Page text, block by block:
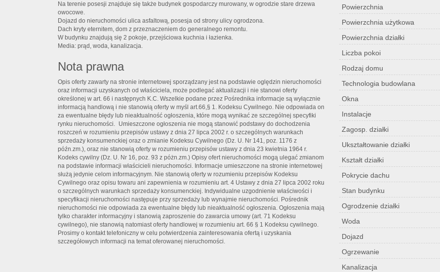
Na terenie posesji znajduje się także budynek gospodarczy murowany, w ogrodzie stare drzewa
owocowe.
Dojazd do nieruchomości ulica asfaltową, posesja od strony ulicy ogrodzona.
Dach kryty eternitem, dom z przeznaczeniem do generalnego remontu.
W budynku znajdują się 2 pokoje, przejściowa kuchnia i łazienka.
Media: prąd, woda, kanalizacja.
Nota prawna
Opis oferty zawarty na stronie internetowej sporządzany jest na podstawie oględzin nieruchomości
oraz informacji uzyskanych od właściciela, może podlegać aktualizacji i nie stanowi oferty
określonej w art. 66 i następnych K.C. Wszelkie podane przez Pośrednika informacje są wyłącznie
informacją handlową i nie stanowią oferty w myśl art.66,§ 1. Kodeksu Cywilnego. Nie odpowiada on
za ewentualne błędy lub nieaktualność ogłoszenia, które mogą wynikać ze szczególnej specyfiki
rynku nieruchomości. Umieszczone ogłoszenia nie mogą stanowić podstawy do dochodzenia
roszczeń w rozumieniu przepisów ustawy z dnia 27 lipca 2002 r. o szczególnych warunkach
sprzedaży konsumenckiej oraz o zmianie Kodeksu Cywilnego (Dz. U. Nr 141, poz. 1176 z
późn.zm.), oraz nie stanowią oferty w rozumieniu przepisów ustawy z dnia 23 kwietnia 1964 r.
Kodeks cywilny (Dz. U. Nr 16, poz. 93 z póżn.zm.) Opisy ofert nieruchomości mogą ulegać zmianom
na podstawie informacji właścicieli nieruchomości. Informacje umieszczone na stronie internetowej
służą jedynie celom informacyjnym. Nie stanowią oferty w rozumieniu przepisów Kodeksu
Cywilnego oraz opisu towaru ani zapewnienia w rozumieniu art. 4 Ustawy z dnia 27 lipca 2002 roku
o szczególnych warunkach sprzedaży konsumenckiej. Indywidualne uzgodnienie właściwości i
specyfikacji nieruchomości następuje przy sprzedaży lub wynajmie nieruchomości. Pośrednik
nieruchomości nie odpowiada za ewentualne błędy lub nieaktualność ogłoszenia. Ogłoszenia mają
tylko charakter informacyjny i stanowią zaproszenie do zawarcia umowy (art. 71 Kodeksu
cywilnego), nie stanowią natomiast oferty handlowej w rozumieniu art. 66 § 1 Kodeksu cywilnego.
Prosimy o kontakt telefoniczny w celu potwierdzenia zainteresowania ofertą i uzyskania
szczegółowych informacji na temat oferowanej nieruchomości.
Powierzchnia
Powierzchnia użytkowa
Powierzchnia działki
Liczba pokoi
Rodzaj domu
Technologia budowlana
Okna
Instalacje
Zagosp. działki
Ukształtowanie działki
Kształt działki
Pokrycie dachu
Stan budynku
Ogrodzenie działki
Woda
Dojazd
Ogrzewanie
Kanalizacja